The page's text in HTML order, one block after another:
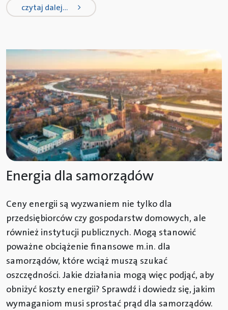
czytaj dalej…from energia elektryczna dla
Energia dla samorządów
Ceny energii są wyzwaniem nie tylko dla
przedsiębiorców czy gospodarstw domowych, ale
również instytucji publicznych. Mogą stanowić
poważne obciążenie finansowe m.in. dla
samorządów, które wciąż muszą szukać
oszczędności. Jakie działania mogą więc podjąć, aby
obniżyć koszty energii? Sprawdź i dowiedz się, jakim
wymaganiom musi sprostać prąd dla samorządów.